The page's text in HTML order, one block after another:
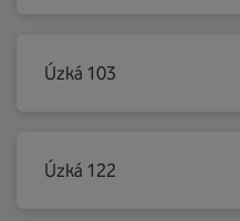
Úzká 103
Úzká 122